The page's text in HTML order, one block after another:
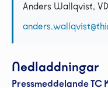
Anders Wallqvist,
Nedladdningar
Pressmeddelande